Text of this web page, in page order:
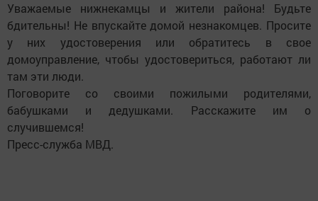
Уважаемые нижнекамцы и жители района! Будьте
бдительны! Не впускайте домой незнакомцев. Просите
у них удостоверения или обратитесь в свое
домоуправление, чтобы удостовериться, работают ли
там эти люди.
Поговорите со своими пожилыми родителями,
бабушками и дедушками. Расскажите им о
случившемся!
Пресс-служба МВД.